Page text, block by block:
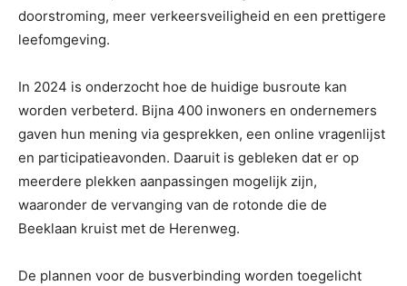
doorstroming, meer verkeersveiligheid en een prettigere
leefomgeving.
In 2024 is onderzocht hoe de huidige busroute kan
worden verbeterd. Bijna 400 inwoners en ondernemers
gaven hun mening via gesprekken, een online vragenlijst
en participatieavonden. Daaruit is gebleken dat er op
meerdere plekken aanpassingen mogelijk zijn,
waaronder de vervanging van de rotonde die de
Beeklaan kruist met de Herenweg.
De plannen voor de busverbinding worden toegelicht